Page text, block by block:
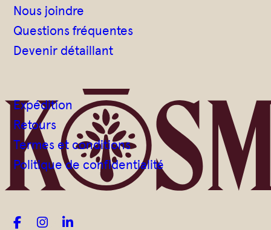
Nous joindre
Questions fréquentes
Devenir détaillant
Expédition
Retours
Termes et conditions
Politique de confidentialité
  